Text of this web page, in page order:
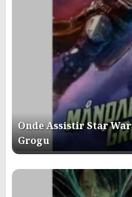
Onde Assistir Star
Grogu